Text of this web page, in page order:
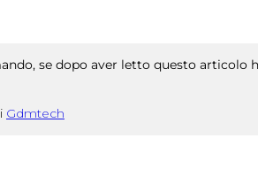
se dopo aver letto questo articolo
Gdmtech